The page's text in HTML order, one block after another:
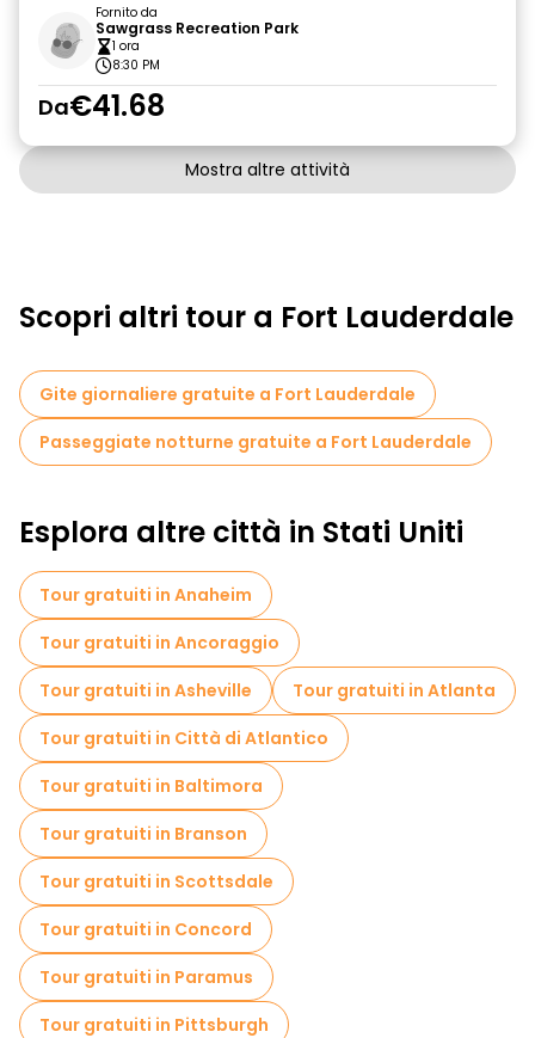
Fornito da
Sawgrass Recreation Park
1 ora
8:30 PM
Da€41.68
Mostra altre attività
Scopri altri tour a Fort Lauderdale
Gite giornaliere gratuite a Fort Lauderdale
Passeggiate notturne gratuite a Fort Lauderdale
Esplora altre città in Stati Uniti
Tour gratuiti in Anaheim
Tour gratuiti in Ancoraggio
Tour gratuiti in Asheville
Tour gratuiti in Atlanta
Tour gratuiti in Città di Atlantico
Tour gratuiti in Baltimora
Tour gratuiti in Branson
Tour gratuiti in Scottsdale
Tour gratuiti in Concord
Tour gratuiti in Paramus
Tour gratuiti in Pittsburgh